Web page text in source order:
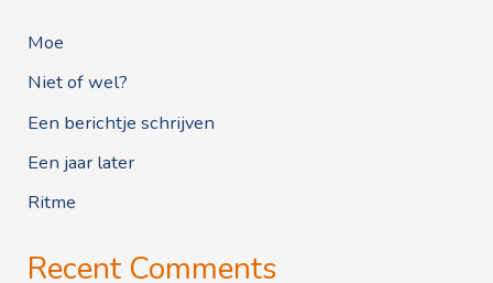
Moe
Niet of wel?
Een berichtje schrijven
Een jaar later
Ritme
Recent Comments